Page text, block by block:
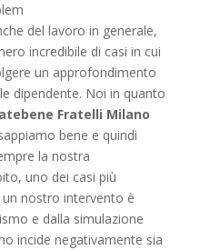
del lavoro in generale,
incredibile di casi in cui
un approfondimento
dipendente. Noi in quanto
Fratelli Milano
bene e quindi
la nostra
uno dei casi più
nostro intervento è
e dalla simulazione
incide negativamente sia